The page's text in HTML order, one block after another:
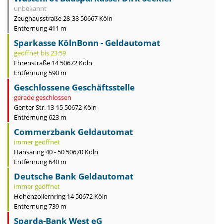
unbekannt
Zeughausstraße 28-38 50667 Köln
Entfernung 411 m
Sparkasse KölnBonn - Geldautomat
geöffnet bis 23:59
Ehrenstraße 14 50672 Köln
Entfernung 590 m
Geschlossene Geschäftsstelle
gerade geschlossen
Genter Str. 13-15 50672 Köln
Entfernung 623 m
Commerzbank Geldautomat
immer geöffnet
Hansaring 40 - 50 50670 Köln
Entfernung 640 m
Deutsche Bank Geldautomat
immer geöffnet
Hohenzollernring 14 50672 Köln
Entfernung 739 m
Sparda-Bank West eG